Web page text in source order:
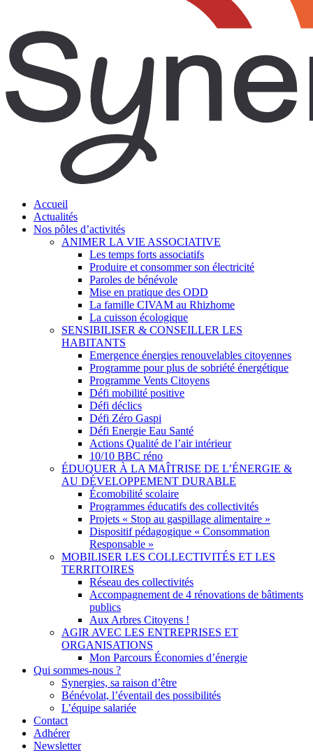
search
Menu
Accueil
Actualités
Nos pôles d’activités
ANIMER LA VIE ASSOCIATIVE
Les temps forts associatifs
Produire et consommer son électricité
Paroles de bénévole
Mise en pratique des ODD
La famille CIVAM au Rhizhome
La cuisson écologique
SENSIBILISER & CONSEILLER LES
HABITANTS
Emergence énergies renouvelables citoyennes
Programme pour plus de sobriété énergétique
Programme Vents Citoyens
Défi mobilité positive
Défi déclics
Défi Zéro Gaspi
Défi Energie Eau Santé
Actions Qualité de l’air intérieur
10/10 BBC réno
ÉDUQUER À LA MAÎTRISE DE L’ÉNERGIE &
AU DÉVELOPPEMENT DURABLE
Écomobilité scolaire
Programmes éducatifs des collectivités
Projets « Stop au gaspillage alimentaire »
Dispositif pédagogique « Consommation
Responsable »
MOBILISER LES COLLECTIVITÉS ET LES
TERRITOIRES
Réseau des collectivités
Accompagnement de 4 rénovations de bâtiments
publics
Aux Arbres Citoyens !
AGIR AVEC LES ENTREPRISES ET
ORGANISATIONS
Mon Parcours Économies d’énergie
Qui sommes-nous ?
Synergies, sa raison d’être
Bénévolat, l’éventail des possibilités
L’équipe salariée
Contact
Adhérer
Newsletter